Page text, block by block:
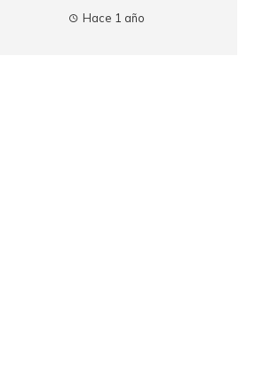
Hace 1 año